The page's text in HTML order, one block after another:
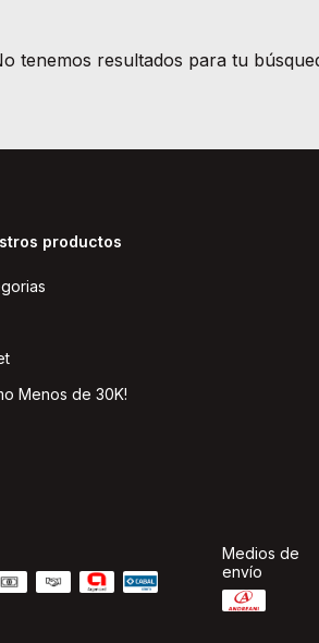
tenemos resultados para tu
productos
Menos de 30K!
Medios de
envío